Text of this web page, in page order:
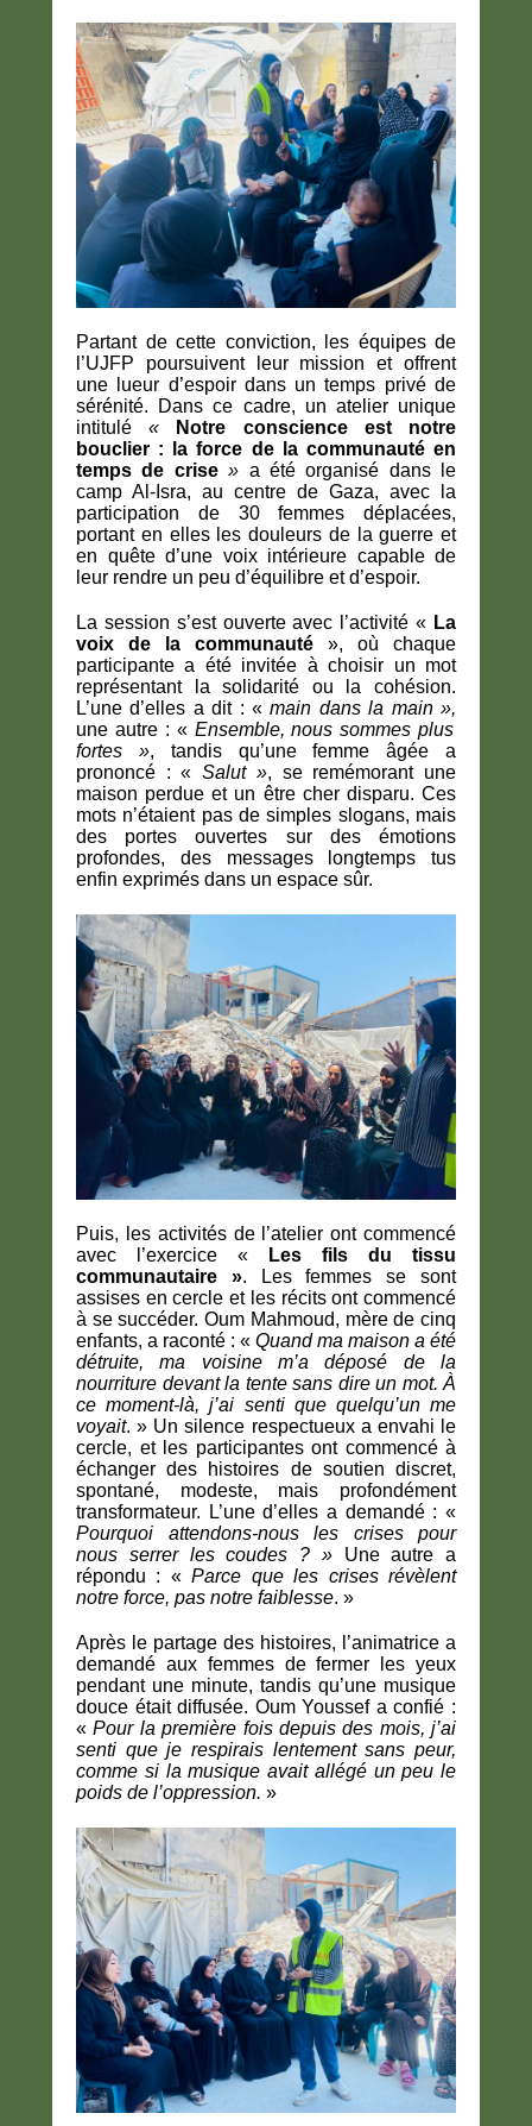
Partant de cette conviction, les équipes de
l’UJFP poursuivent leur mission et offrent
une lueur d’espoir dans un temps privé de
sérénité. Dans ce cadre, un atelier unique
intitulé« Notre conscience est notre
bouclier : la force de la communauté en
temps de crise» a été organisé dans le
camp Al-Isra, au centre de Gaza, avec la
participation de 30 femmes déplacées,
portant en elles les douleurs de la guerre et
en quête d’une voix intérieure capable de
leur rendre un peu d’équilibre et d’espoir.
La session s’est ouverte avec l’activité « La
voix de la communauté », où chaque
participante a été invitée à choisir un mot
représentant la solidarité ou la cohésion.
L’une d’elles a dit : «main dans la main »,
une autre : « Ensemble, nous sommes plus
fortes », tandis qu’une femme âgée a
prononcé : «Salut », se remémorant une
maison perdue et un être cher disparu. Ces
mots n’étaient pas de simples slogans, mais
des portes ouvertes sur des émotions
profondes, des messages longtemps tus
enfin exprimés dans un espace sûr.
Puis, les activités de l’atelier ont commencé
avec l’exercice «
Les fils du tissu
communautaire ». Les femmes se sont
assises en cercle et les récits ont commencé
à se succéder. Oum Mahmoud, mère de cinq
enfants, a raconté : « Quand ma maison a été
détruite, ma voisine m’a déposé de la
nourriture devant la tente sans dire un mot. À
ce moment-là, j’ai senti que quelqu’un me
voyait. » Un silence respectueux a envahi le
cercle, et les participantes ont commencé à
échanger des histoires de soutien discret,
spontané, modeste, mais profondément
transformateur. L’une d’elles a demandé : «
Pourquoi attendons-nous les crises pour
nous serrer les coudes ? »Une autre a
répondu : «Parce que les crises révèlent
notre force, pas notre faiblesse. »
Après le partage des histoires, l’animatrice a
demandé aux femmes de fermer les yeux
pendant une minute, tandis qu’une musique
douce était diffusée. Oum Youssef a confié :
«Pour la première fois depuis des mois, j’ai
senti que je respirais lentement sans peur,
comme si la musique avait allégé un peu le
poids de l’oppression. »